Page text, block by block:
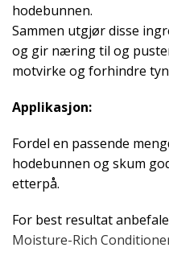
hodebunnen.
Sammen utgjør disse
og gir næring til og
motvirke og forhindre
Applikasjon:
Fordel en passende
hodebunnen og skum
etterpå.
For best resultat
Moisture-Rich